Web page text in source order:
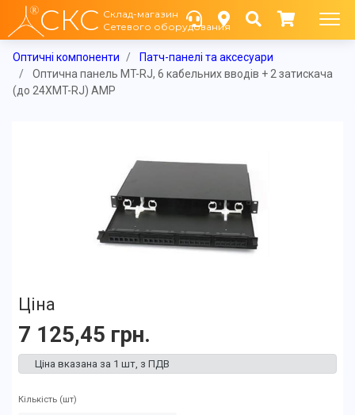
СКС Склад-магазин
Сетевого оборудования
Оптичні компоненти
Патч-панелі та аксесуари
Оптична панель MT-RJ, 6 кабельних вводів + 2 затискача
(до 24ХMT-RJ) AMP
Ціна
7 125,45 грн.
Ціна вказана за 1 шт, з ПДВ
Кількість (шт)